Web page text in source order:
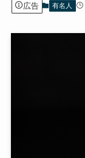
広告 有名人